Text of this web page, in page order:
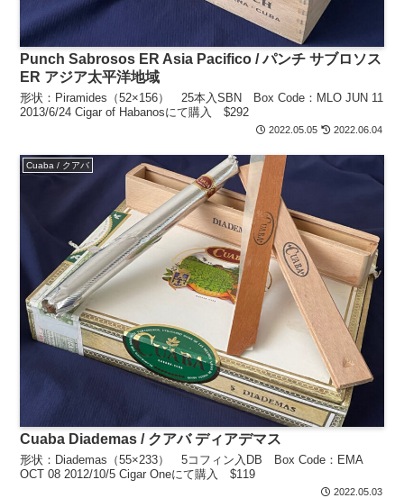
Punch Sabrosos ER Asia Pacifico / パンチ サブロソス
ER アジア太平洋地域
形状：Piramides（52×156） 25本入SBN Box Code：MLO JUN 11
2013/6/24 Cigar of Habanosにて購入 $292
2022.05.05 2022.06.04
Cuaba / クアバ
Cuaba Diademas / クアバ ディアデマス
形状：Diademas（55×233） 5コフィン入DB Box Code：EMA
OCT 08 2012/10/5 Cigar Oneにて購入 $119
2022.05.03